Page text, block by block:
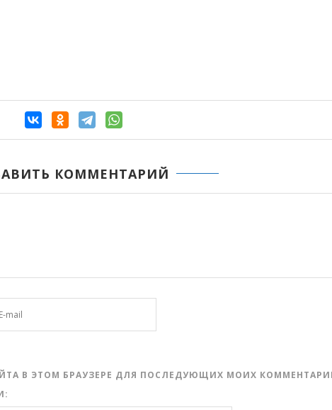
КОММЕНТАРИЙ
В ЭТОМ БРАУЗЕРЕ ДЛЯ ПОСЛЕДУЮЩИХ МОИХ